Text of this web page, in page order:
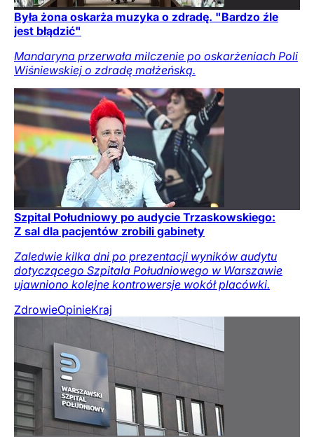
Była żona oskarża muzyka o zdradę. "Bardzo źle
jest błądzić"
Mandaryna przerwała milczenie po oskarżeniach Poli
Wiśniewskiej o zdradę małżeńską.
Szpital Południowy po audycie Trzaskowskiego:
Z sal dla pacjentów zrobili gabinety
Zaledwie kilka dni po prezentacji wyników audytu
dotyczącego Szpitala Południowego w Warszawie
ujawniono kolejne kontrowersje wokół placówki.
ZdrowieOpinieKraj